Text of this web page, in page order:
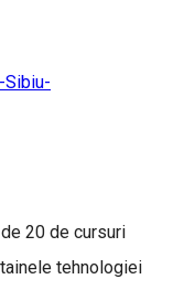
20 de cursuri
tehnologiei